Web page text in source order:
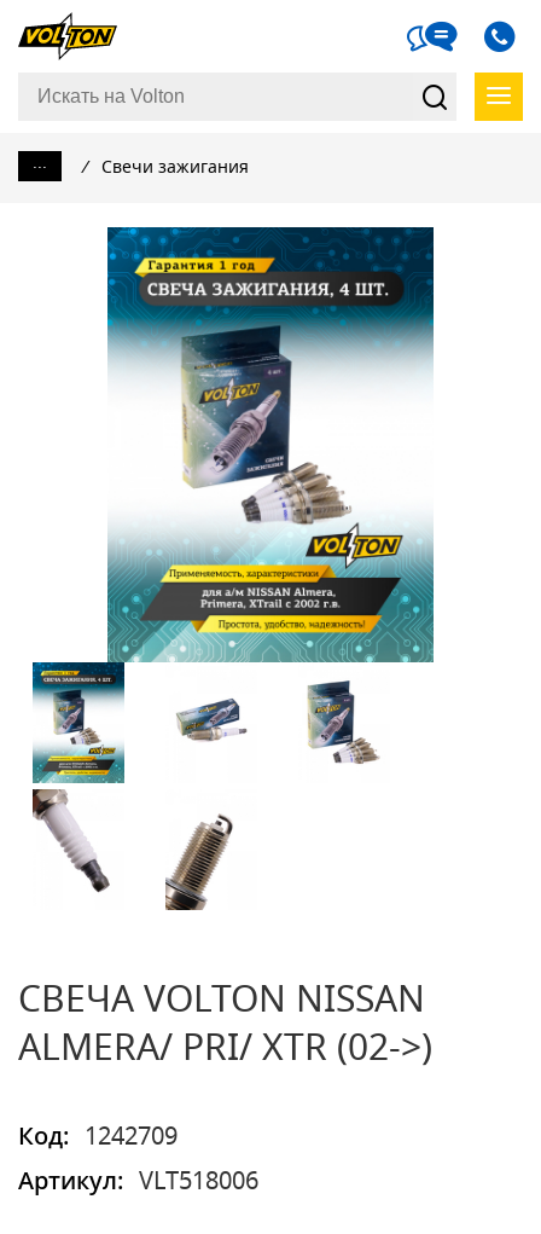
... / Свечи зажигания
СВЕЧА VOLTON NISSAN
ALMERA/ PRI/ XTR (02->)
Код:
1242709
Артикул:
VLT518006